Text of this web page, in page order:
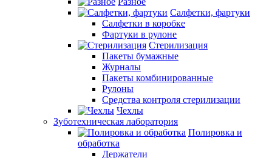
Салфетки, фартуки
Салфетки в коробке
Фартуки в рулоне
Стерилизация
Пакеты бумажные
Журналы
Пакеты комбинированные
Рулоны
Средства контроля стерилизации
Чехлы
Зуботехническая лаборатория
Полировка и
обработка
Держатели